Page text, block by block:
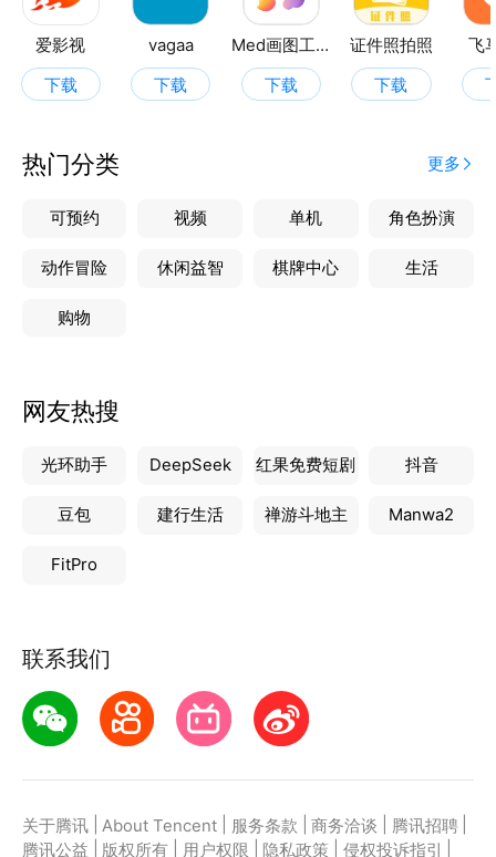
爱影视
下载
vagaa
下载
Med画图工具
下载
证件照拍照
下载
飞
热门分类 更多
可预约 视频 单机 角色扮演
动作冒险 休闲益智 棋牌中心 生活
购物
网友热搜
光环助手 DeepSeek 红果免费短剧 抖音
豆包 建行生活 禅游斗地主 Manwa2
FitPro
联系我们
关于腾讯 About Tencent 服务条款 商务洽谈 腾讯招聘
腾讯公益
版权所有 用户权限 隐私政策 侵权投诉指引